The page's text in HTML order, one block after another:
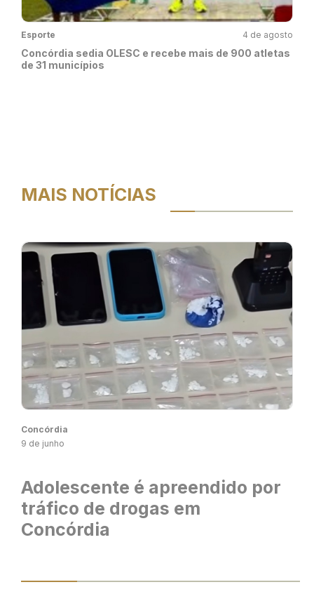
Esporte 4 de agosto
Concórdia sedia OLESC e recebe mais de 900 atletas
de 31 municípios
MAIS NOTÍCIAS
Concórdia
9 de junho
Adolescente é apreendido por
tráfico de drogas em
Concórdia